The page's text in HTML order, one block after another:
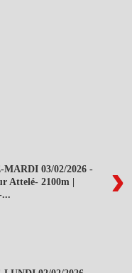
›
03/02/2026 -
Attelé- 2100m |
...